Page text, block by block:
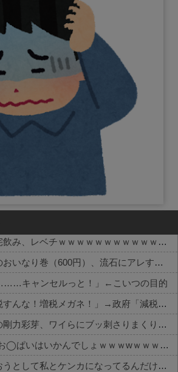
ストーカー疑惑か
移民ベトナム女達の宅飲み、レベチｗｗｗｗｗｗｗｗｗｗｗｗｗｗｗｗｗｗｗｗｗｗｗｗ
【画像】ディズニーのおいなり巻（600円）、流石にアレすぎて賛否両論の大炎上をしてしまうw w w w w w w
キャンセルっと！」←こいつの目的
政府「増税」敵「増税すんな！増税メガネ！」→政府「減税」敵「減税すんな！社会保障どうなる！」
【画像】令和最新版の剛力彩芽、ワイらにブッ刺さりまくりと話題にw w w w w w w w w w w w w
【画像】 16歳でこのお◯ぱいはいかんでしょｗｗｗwｗｗｗｗｗｗｗｗ❤
彼氏が『この車』買おうとして私とケンカになってるんだけどｗｗｗｗｗｗ